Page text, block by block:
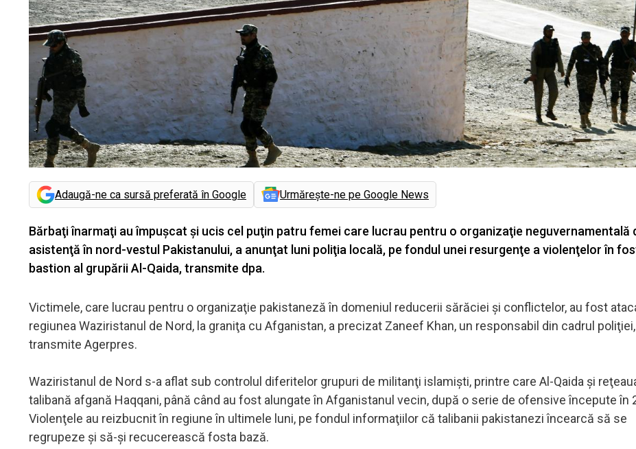
Adaugă-ne ca sursă preferată în Google Urmărește-ne pe Google News
Bărbaţi înarmaţi au împuşcat şi ucis cel puţin patru femei care lucrau pentru o organizaţie neguvernamentală
asistenţă în nord-vestul Pakistanului, a anunţat luni poliţia locală, pe fondul unei resurgenţe a violenţelor în
bastion al grupării Al-Qaida, transmite dpa.
Victimele, care lucrau pentru o organizaţie pakistaneză în domeniul reducerii sărăciei şi conflictelor, au fost
regiunea Waziristanul de Nord, la graniţa cu Afganistan, a precizat Zaneef Khan, un responsabil din cadrul poliţiei,
transmite Agerpres.
Waziristanul de Nord s-a aflat sub controlul diferitelor grupuri de militanţi islamişti, printre care Al-Qaida şi
talibană afgană Haqqani, până când au fost alungate în Afganistanul vecin, după o serie de ofensive începute în
Violenţele au reizbucnit în regiune în ultimele luni, pe fondul informaţiilor că talibanii pakistanezi încearcă să se
regrupeze şi să-şi recucerească fosta bază.